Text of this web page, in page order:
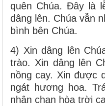
quên Chúa. Đây là
dâng lên. Chúa vẫn
bình bên Chúa.
4) Xin dâng lên
trào. Xin dâng lên
nồng cay. Xin được
ngát hương hoa.
nhân chan hòa trời